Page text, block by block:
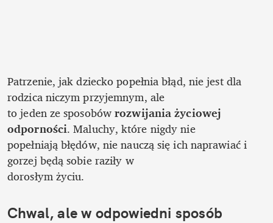
Patrzenie, jak dziecko popełnia błąd, nie jest dla
rodzica niczym przyjemnym, ale
to jeden ze sposobów rozwijania życiowej
odporności. Maluchy, które nigdy nie
popełniają błędów, nie nauczą się ich naprawiać i
gorzej będą sobie raziły w
dorosłym życiu.
Chwal, ale w odpowiedni sposób